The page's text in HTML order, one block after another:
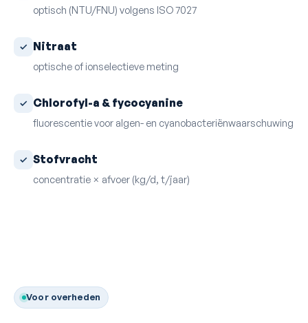
optisch (NTU/FNU) volgens ISO 7027
Nitraat
optische of ionselectieve meting
Chlorofyl-a & fycocyanine
fluorescentie voor algen- en cyanobacteriënwaarschuwing
Stofvracht
concentratie × afvoer (kg/d, t/jaar)
Voor overheden